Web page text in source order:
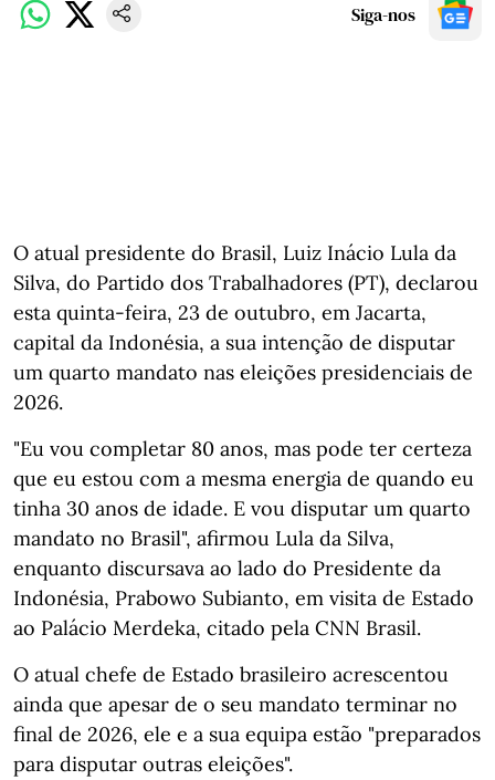
Siga-nos
O atual presidente do Brasil, Luiz Inácio Lula da
Silva, do Partido dos Trabalhadores (PT), declarou
esta quinta-feira, 23 de outubro, em Jacarta,
capital da Indonésia, a sua intenção de disputar
um quarto mandato nas eleições presidenciais de
2026.
"Eu vou completar 80 anos, mas pode ter certeza
que eu estou com a mesma energia de quando eu
tinha 30 anos de idade. E vou disputar um quarto
mandato no Brasil", afirmou Lula da Silva,
enquanto discursava ao lado do Presidente da
Indonésia, Prabowo Subianto, em visita de Estado
ao Palácio Merdeka, citado pela CNN Brasil.
O atual chefe de Estado brasileiro acrescentou
ainda que apesar de o seu mandato terminar no
final de 2026, ele e a sua equipa estão "preparados
para disputar outras eleições".